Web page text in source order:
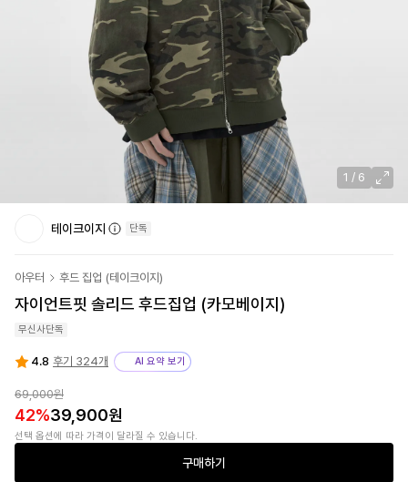
1 / 6
테이크이지 단독
아우터 후드 집업 (테이크이지)
자이언트핏 솔리드 후드집업 (카모베이지)
무신사단독
4.8 후기 324개 AI 요약 보기
69,000원
42%39,900원
선택 옵션에 따라 가격이 달라질 수 있습니다.
구매하기